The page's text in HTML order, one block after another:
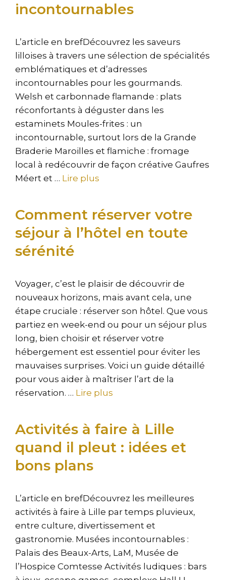
incontournables
L’article en brefDécouvrez les saveurs
lilloises à travers une sélection de spécialités
emblématiques et d’adresses
incontournables pour les gourmands.
Welsh et carbonnade flamande : plats
réconfortants à déguster dans les
estaminets Moules-frites : un
incontournable, surtout lors de la Grande
Braderie Maroilles et flamiche : fromage
local à redécouvrir de façon créative Gaufres
Méert et … Lire plus
Comment réserver votre
séjour à l’hôtel en toute
sérénité
Voyager, c’est le plaisir de découvrir de
nouveaux horizons, mais avant cela, une
étape cruciale : réserver son hôtel. Que vous
partiez en week-end ou pour un séjour plus
long, bien choisir et réserver votre
hébergement est essentiel pour éviter les
mauvaises surprises. Voici un guide détaillé
pour vous aider à maîtriser l’art de la
réservation. … Lire plus
Activités à faire à Lille
quand il pleut : idées et
bons plans
L’article en brefDécouvrez les meilleures
activités à faire à Lille par temps pluvieux,
entre culture, divertissement et
gastronomie. Musées incontournables :
Palais des Beaux-Arts, LaM, Musée de
l’Hospice Comtesse Activités ludiques : bars